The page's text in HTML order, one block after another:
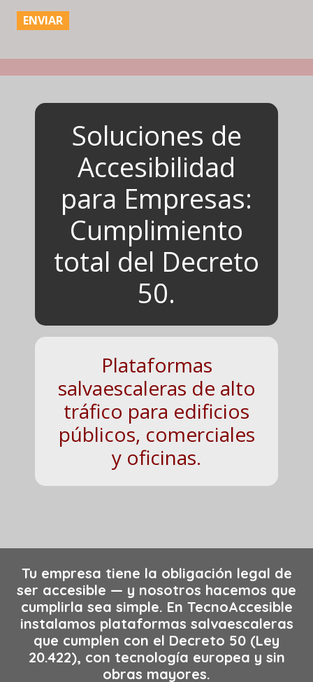
Soluciones de
Accesibilidad
para Empresas:
Cumplimiento
total del Decreto
50.
Plataformas
salvaescaleras de alto
tráfico para edificios
públicos, comerciales
y oficinas.
Tu empresa tiene la obligación legal de
ser accesible — y nosotros hacemos que
cumplirla sea simple. En TecnoAccesible
instalamos plataformas salvaescaleras
que cumplen con el Decreto 50 (Ley
20.422), con tecnología europea y sin
obras mayores.